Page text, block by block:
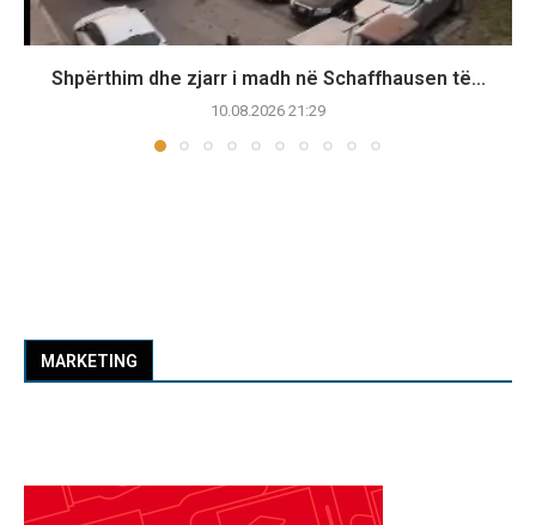
Shpërthim dhe zjarr i madh në Schaffhausen të...
10.08.2026 21:29
MARKETING